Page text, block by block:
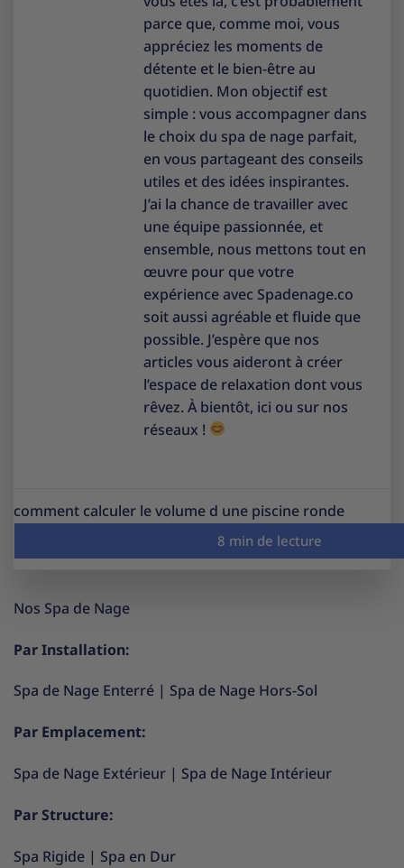
parce que, comme moi, vous
appréciez les moments de
détente et le bien-être au
quotidien. Mon objectif est
simple : vous accompagner dans
le choix du spa de nage parfait,
en vous partageant des conseils
utiles et des idées inspirantes.
J’ai la chance de travailler avec
une équipe passionnée, et
ensemble, nous mettons tout en
œuvre pour que votre
expérience avec Spadenage.co
soit aussi agréable et fluide que
possible. J’espère que nos
articles vous aideront à créer
l’espace de relaxation dont vous
rêvez. À bientôt, ici ou sur nos
réseaux !
comment calculer le volume d une piscine ronde
Nos Spa de Nage
Par Installation:
Spa de Nage Enterré | Spa de Nage Hors-Sol
Par Emplacement:
Spa de Nage Extérieur | Spa de Nage Intérieur
Par Structure:
Spa Rigide | Spa en Dur